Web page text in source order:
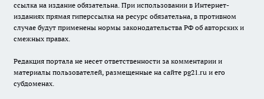
ссылка на издание обязательна. При использовании в Интернет-
изданиях прямая гиперссылка на ресурс обязательна, в противном
случае будут применены нормы законодательства РФ об авторских и
смежных правах.
Редакция портала не несет ответственности за комментарии и
материалы пользователей, размещенные на сайте pg21.ru и его
субдоменах.